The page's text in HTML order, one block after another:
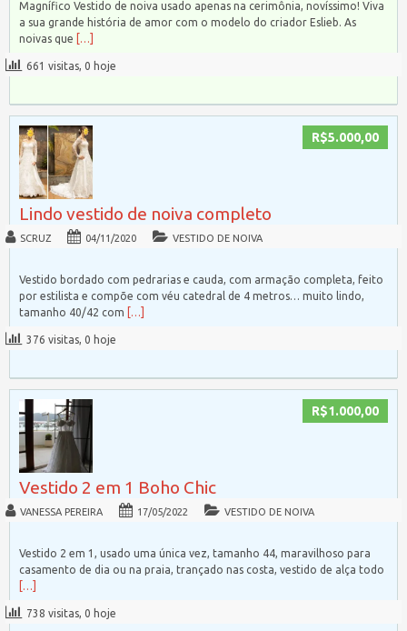
Magnífico Vestido de noiva usado apenas na cerimônia, novíssimo! Viva
a sua grande história de amor com o modelo do criador Eslieb. As
noivas que […]
661 visitas, 0 hoje
R$5.000,00
Lindo vestido de noiva completo
SCRUZ 04/11/2020 VESTIDO DE NOIVA
Vestido bordado com pedrarias e cauda, com armação completa, feito
por estilista e compõe com véu catedral de 4 metros… muito lindo,
tamanho 40/42 com
[…]
376 visitas, 0 hoje
R$1.000,00
Vestido 2 em 1 Boho Chic
VANESSA PEREIRA 17/05/2022 VESTIDO DE NOIVA
Vestido 2 em 1, usado uma única vez, tamanho 44, maravilhoso para
casamento de dia ou na praia, trançado nas costa, vestido de alça todo
[…]
738 visitas, 0 hoje